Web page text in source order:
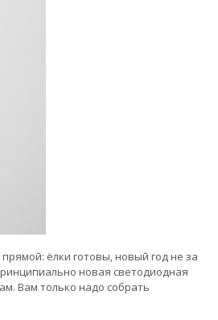
ёлки готовы, новый год не за
новая светодиодная
Вам только надо собрать